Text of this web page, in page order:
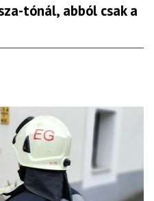
tónál, abból csak a